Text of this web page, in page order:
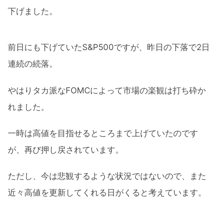
下げました。
前日にも下げていたS&P500ですが、昨日の下落で2日
連続の続落。
やはりタカ派なFOMCによって市場の楽観は打ち砕か
れました。
一時は高値を目指せるところまで上げていたのです
が、再び押し戻されています。
ただし、今は悲観するような状況ではないので、また
近々高値を更新してくれる日がくると考えています。